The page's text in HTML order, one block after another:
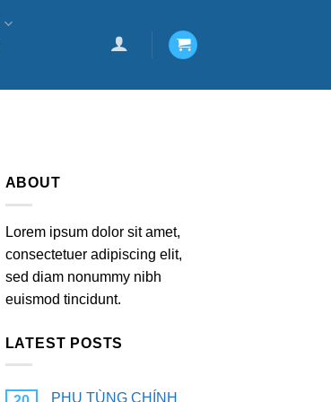
ABOUT
Lorem ipsum dolor sit amet,
consectetuer adipiscing elit,
sed diam nonummy nibh
euismod tincidunt.
LATEST POSTS
PHỤ TÙNG CHÍNH